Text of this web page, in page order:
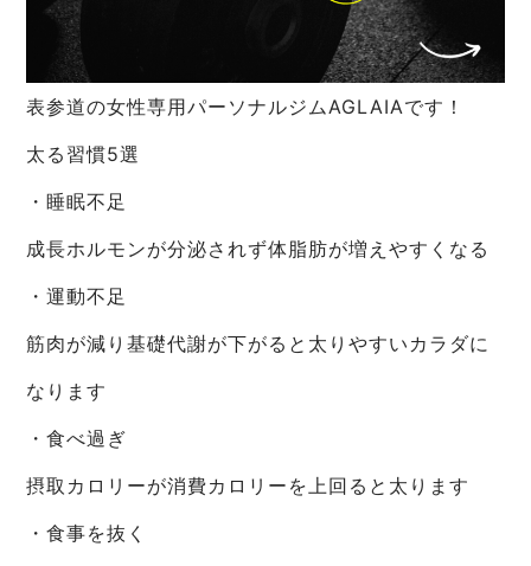
表参道の女性専用パーソナルジムAGLAIAです！
太る習慣5選
・睡眠不足
成長ホルモンが分泌されず体脂肪が増えやすくなる
・運動不足
筋肉が減り基礎代謝が下がると太りやすいカラダに
なります
・食べ過ぎ
摂取カロリーが消費カロリーを上回ると太ります
・食事を抜く